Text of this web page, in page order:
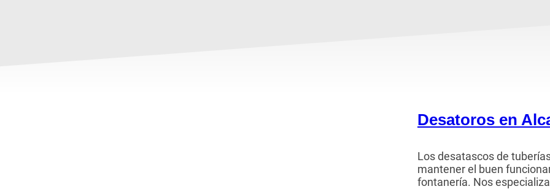
Desatoros en
Los desatascos de
mantener el buen
fontanería. Nos